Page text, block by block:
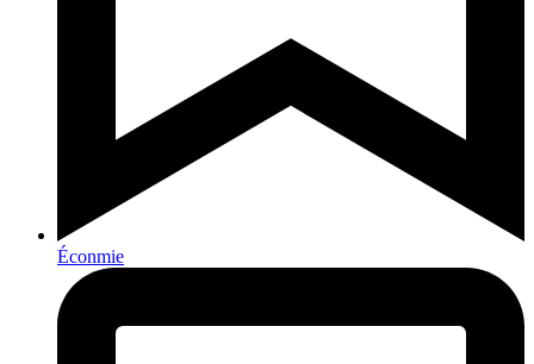
Éconmie